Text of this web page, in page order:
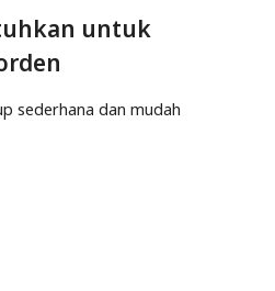
untuk
sederhana dan mudah